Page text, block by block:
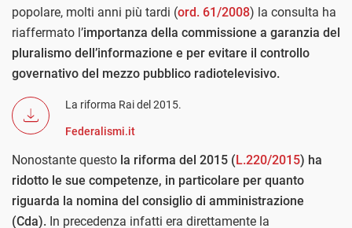
popolare, molti anni più tardi (ord. 61/2008) la consulta ha
riaffermato l’importanza della commissione a garanzia del
pluralismo dell’informazione e per evitare il controllo
governativo del mezzo pubblico radiotelevisivo.
La riforma Rai del 2015.
Federalismi.it
Nonostante questo la riforma del 2015 (L.220/2015) ha
ridotto le sue competenze, in particolare per quanto
riguarda la nomina del consiglio di amministrazione
(Cda). In precedenza infatti era direttamente la